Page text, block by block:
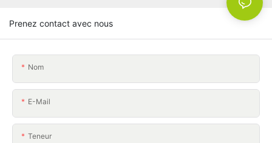
Prenez contact avec nous
Nom
E-Mail
Teneur